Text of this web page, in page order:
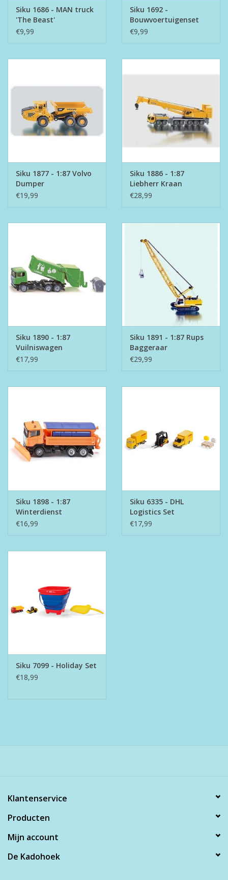
Siku 1686 - MAN truck
'The Beast'
€9,99
Siku 1692 -
Bouwvoertuigenset
€9,99
Siku 1877 - 1:87 Volvo
Dumper
€19,99
Siku 1886 - 1:87
Liebherr Kraan
€28,99
Siku 1890 - 1:87
Vuilniswagen
€17,99
Siku 1891 - 1:87 Rups
Baggeraar
€29,99
Siku 1898 - 1:87
Winterdienst
€16,99
Siku 6335 - DHL
Logistics Set
€17,99
Siku 7099 - Holiday Set
€18,99
Klantenservice
Producten
Mijn account
De Kadohoek